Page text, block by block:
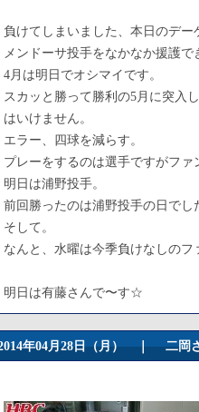
負けてしまいました、本日のデー
メンドーサ投手をなかなか援護で
4月は明日でオシマイです。
スカッと勝って勝利の5月に突入
はいけません。
エラー、四球を減らす。
プレーをするのは選手ですがファ
明日は浦野投手。
前回勝ったのは浦野投手の日でし
そして。
なんと、水曜は今季負けなしのフ
明日は有藤さんで〜す☆
年04月28日（月） ｜二岡